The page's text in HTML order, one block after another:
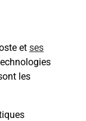
et ses
les
un